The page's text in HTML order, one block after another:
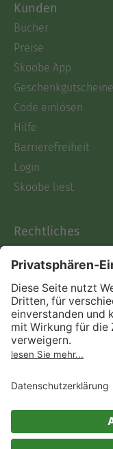
Kunden
Bücher
Preise
Skoobe App
Geschenkgutscheine
Code einlösen
Hilfe
Barrierefreiheit
Login
Skoobe liest
Rechtliches
AGB
Informationen nach
Act
Verträge hier
Impressum